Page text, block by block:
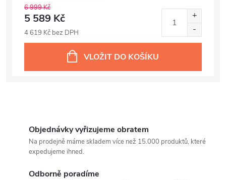
6 999 Kč
5 589 Kč
4 619 Kč bez DPH
VLOŽIT DO KOŠÍKU
Objednávky vyřizujeme obratem
Na prodejně máme skladem více než 15.000 produktů, které
expedujeme ihned.
Odborně poradíme